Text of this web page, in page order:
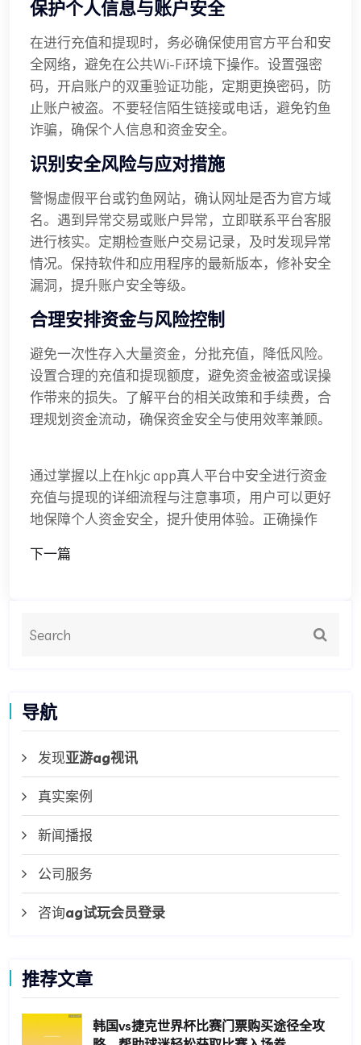
保护个人信息与账户安全
在进行充值和提现时，务必确保使用官方平台和安
全网络，避免在公共Wi-Fi环境下操作。设置强密
码，开启账户的双重验证功能，定期更换密码，防
止账户被盗。不要轻信陌生链接或电话，避免钓鱼
诈骗，确保个人信息和资金安全。
识别安全风险与应对措施
警惕虚假平台或钓鱼网站，确认网址是否为官方域
名。遇到异常交易或账户异常，立即联系平台客服
进行核实。定期检查账户交易记录，及时发现异常
情况。保持软件和应用程序的最新版本，修补安全
漏洞，提升账户安全等级。
合理安排资金与风险控制
避免一次性存入大量资金，分批充值，降低风险。
设置合理的充值和提现额度，避免资金被盗或误操
作带来的损失。了解平台的相关政策和手续费，合
理规划资金流动，确保资金安全与使用效率兼顾。
充值与提现的详细流程与注意事项，用户可以更好
下一篇
发现亚游ag视讯
真实案例